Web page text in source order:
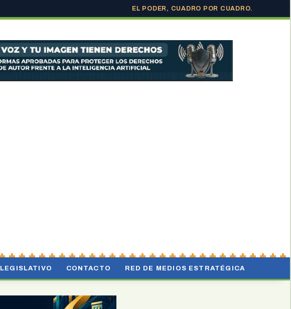
EL PODER, CUADRO POR CUADRO.
LEGISLATIVO CONTACTO RED DE MEDIOS ESTRATÉGICA